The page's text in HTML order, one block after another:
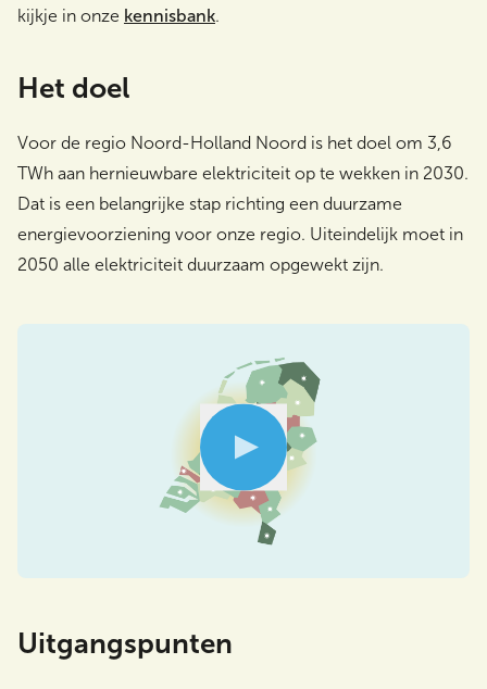
kijkje in onze kennisbank.
Het doel
Voor de regio Noord-Holland Noord is het doel om 3,6
TWh aan hernieuwbare elektriciteit op te wekken in 2030.
Dat is een belangrijke stap richting een duurzame
energievoorziening voor onze regio. Uiteindelijk moet in
2050 alle elektriciteit duurzaam opgewekt zijn.
Uitgangspunten